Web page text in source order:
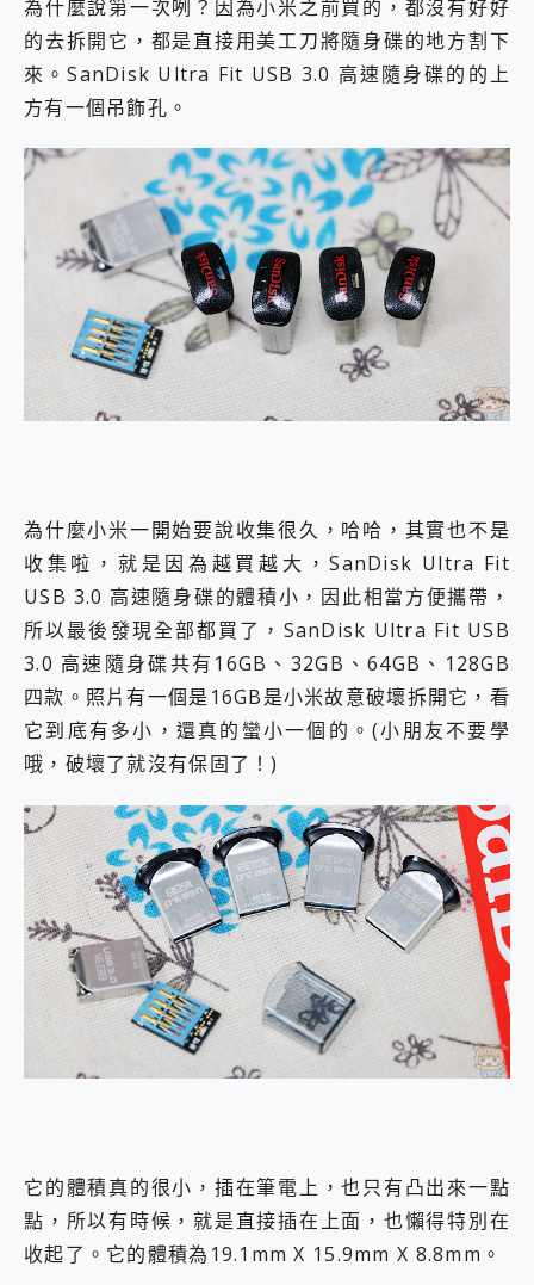
為什麼說第一次咧？因為小米之前買的，都沒有好好
的去拆開它，都是直接用美工刀將隨身碟的地方割下
來。SanDisk Ultra Fit USB 3.0 高速隨身碟的的上
方有一個吊飾孔。
為什麼小米一開始要說收集很久，哈哈，其實也不是
收集啦，就是因為越買越大，SanDisk Ultra Fit
USB 3.0 高速隨身碟的體積小，因此相當方便攜帶，
所以最後發現全部都買了，SanDisk Ultra Fit USB
3.0 高速隨身碟共有16GB、32GB、64GB、128GB
四款。照片有一個是16GB是小米故意破壞拆開它，看
它到底有多小，還真的蠻小一個的。(小朋友不要學
哦，破壞了就沒有保固了！)
它的體積真的很小，插在筆電上，也只有凸出來一點
點，所以有時候，就是直接插在上面，也懶得特別在
收起了。它的體積為19.1mm X 15.9mm X 8.8mm。